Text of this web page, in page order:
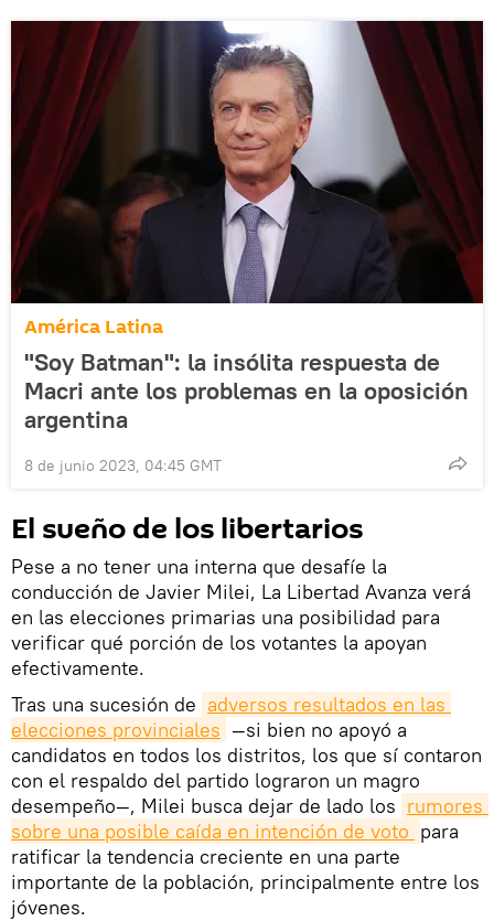
América Latina
"Soy Batman": la insólita respuesta de
Macri ante los problemas en la oposición
argentina
8 de junio 2023, 04:45 GMT
El sueño de los libertarios
Pese a no tener una interna que desafíe la
conducción de Javier Milei, La Libertad Avanza verá
en las elecciones primarias una posibilidad para
verificar qué porción de los votantes la apoyan
efectivamente.
Tras una sucesión de adversos resultados en las
elecciones provinciales —si bien no apoyó a
candidatos en todos los distritos, los que sí contaron
con el respaldo del partido lograron un magro
desempeño—, Milei busca dejar de lado los rumores
sobre una posible caída en intención de voto para
ratificar la tendencia creciente en una parte
importante de la población, principalmente entre los
jóvenes.